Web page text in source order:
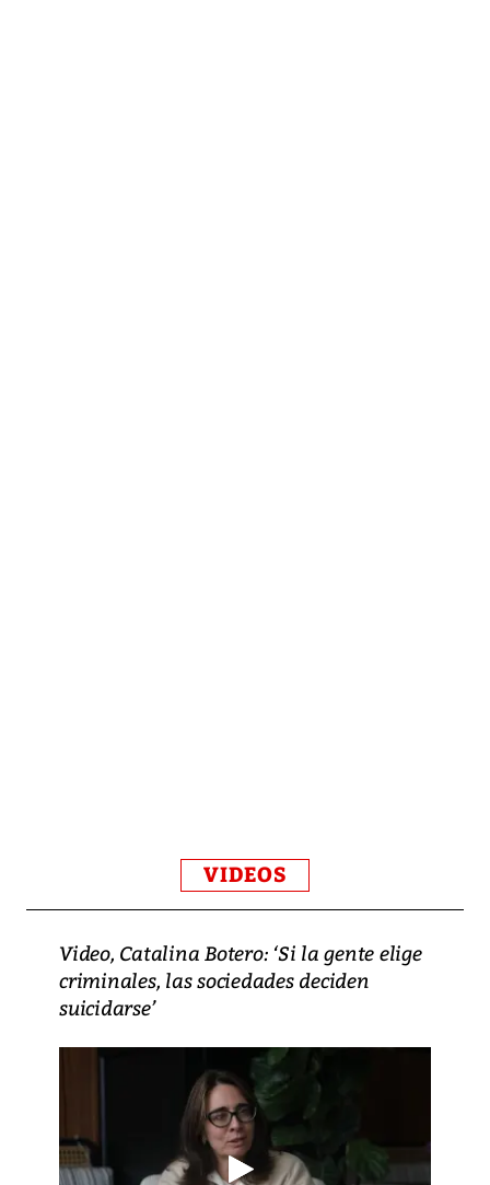
VIDEOS
Video, Catalina Botero: ‘Si la gente elige
criminales, las sociedades deciden
suicidarse’